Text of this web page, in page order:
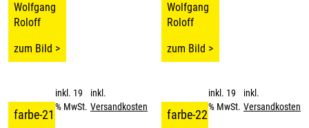
Wolfgang
Roloff
zum Bild >
Wolfgang
Roloff
zum Bild >
farbe-21
inkl. 19
% MwSt.
inkl.
Versandkosten
farbe-22
inkl. 19
% MwSt.
inkl.
Versandkosten